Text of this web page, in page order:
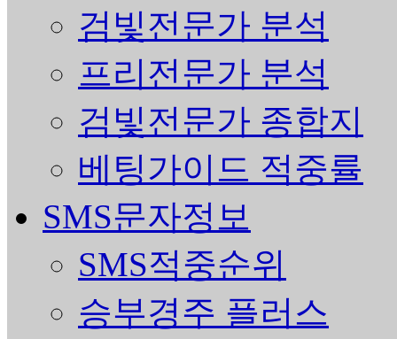
검빛전문가 분석
프리전문가 분석
검빛전문가 종합지
베팅가이드 적중률
SMS문자정보
SMS적중순위
승부경주 플러스